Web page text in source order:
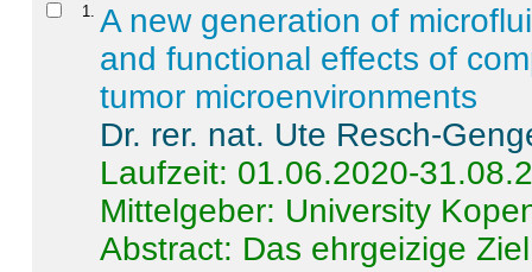
1
A new generation of
and functional effects of
tumor microenvironments
Dr. rer. nat. Ute Resch-
Laufzeit: 01.06.2020-
Mittelgeber: University
Abstract: Das ehrgeizige